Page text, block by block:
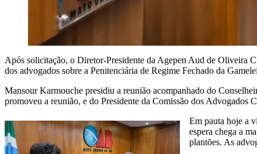
Após solicitação, o Diretor-Presidente da Agepen Aud de Oliveira
dos advogados sobre a Penitenciária de Regime Fechado da
Mansour Karmouche presidiu a reunião acompanhado do
promoveu a reunião, e do Presidente da Comissão dos
Em pauta hoje a
espera chega a
plantões. As